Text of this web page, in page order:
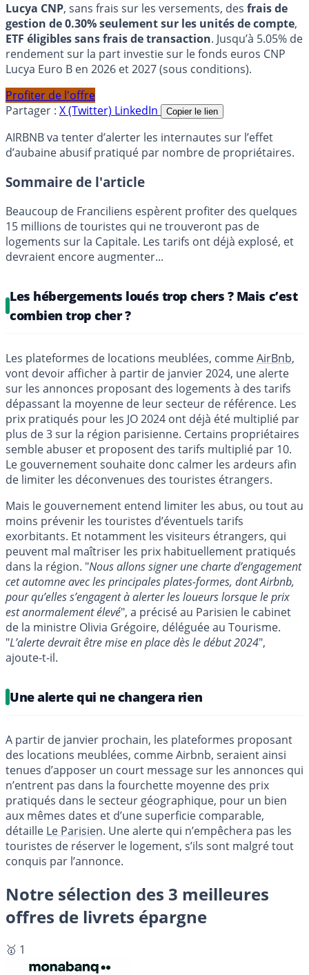
Lucya CNP, sans frais sur les versements, des frais de
gestion de 0.30% seulement sur les unités de compte,
ETF éligibles sans frais de transaction. Jusqu’à 5.05% de
rendement sur la part investie sur le fonds euros CNP
Lucya Euro B en 2026 et 2027 (sous conditions).
Profiter de l'offre
Partager : X (Twitter) LinkedIn Copier le lien
AIRBNB va tenter d’alerter les internautes sur l’effet
d’aubaine abusif pratiqué par nombre de propriétaires.
Sommaire de l'article
Beaucoup de Franciliens espèrent profiter des quelques
15 millions de touristes qui ne trouveront pas de
logements sur la Capitale. Les tarifs ont déjà explosé, et
devraient encore augmenter...
Les hébergements loués trop chers ? Mais c’est
combien trop cher ?
Les plateformes de locations meublées, commeAirBnb,
vont devoir afficher à partir de janvier 2024, une alerte
sur les annonces proposant des logements à des tarifs
dépassant la moyenne de leur secteur de référence. Les
prix pratiqués pour les JO 2024 ont déjà été multiplié par
plus de 3 sur la région parisienne. Certains propriétaires
semble abuser et proposent des tarifs multiplié par 10.
Le gouvernement souhaite donc calmer les ardeurs afin
de limiter les déconvenues des touristes étrangers.
Mais le gouvernement entend limiter les abus, ou tout au
moins prévenir les touristes d’éventuels tarifs
exorbitants. Et notamment les visiteurs étrangers, qui
peuvent mal maîtriser les prix habituellement pratiqués
dans la région. "Nous allons signer une charte d’engagement
cet automne avec les principales plates-formes, dont Airbnb,
pour qu’elles s’engagent à alerter les loueurs lorsque le prix
est anormalement élevé", a précisé au Parisien le cabinet
de la ministre Olivia Grégoire, déléguée au Tourisme.
"L’alerte devrait être mise en place dès le début 2024",
ajoute-t-il.
Une alerte qui ne changera rien
A partir de janvier prochain, les plateformes proposant
des locations meublées, comme Airbnb, seraient ainsi
tenues d’apposer un court message sur les annonces qui
n’entrent pas dans la fourchette moyenne des prix
pratiqués dans le secteur géographique, pour un bien
aux mêmes dates et d’une superficie comparable,
détaille Le Parisien. Une alerte qui n’empêchera pas les
touristes de réserver le logement, s’ils sont malgré tout
conquis par l’annonce.
Notre sélection des 3 meilleures
offres de livrets épargne
🥇 1